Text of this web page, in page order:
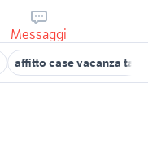
Messaggi
affitto case vacanza